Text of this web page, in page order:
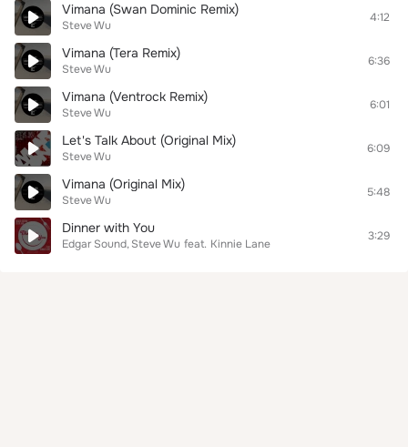
Vimana (Swan Dominic Remix)
Steve Wu
4:12
Vimana (Tera Remix)
Steve Wu
6:36
Vimana (Ventrock Remix)
Steve Wu
6:01
Let's Talk About (Original Mix)
Steve Wu
6:09
Vimana (Original Mix)
Steve Wu
5:48
Dinner with You
Edgar Sound Steve Wu feat. Kinnie Lane
3:29